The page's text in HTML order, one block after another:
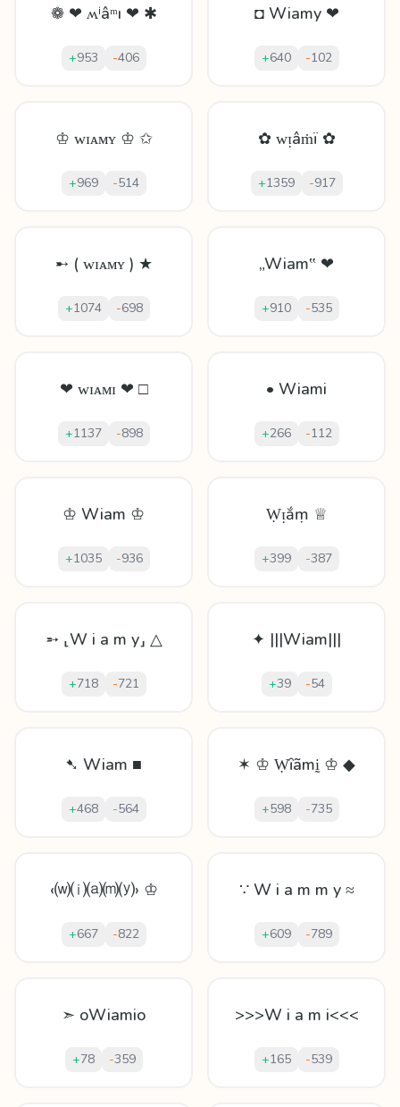
❁ ❤ ʍⁱâᵐı ❤ ✱
+953 -406
◘ Wiamy ❤
+640 -102
♔ ᴡɪᴀᴍʏ ♔ ✩
+969 -514
✿ ᴡᴉâṁï ✿
+1359 -917
➸ ( ᴡɪᴀᴍʏ ) ★
+1074 -698
„Wiam‟ ❤
+910 -535
❤ ᴡɪᴀᴍɪ ❤ □
+1137 -898
• Wiami
+266 -112
♔ Wiam ♔
+1035 -936
Ẉᴉắṃ ♕
+399 -387
➵ ⸤W i a m y⸥ △
+718 -721
✦ |||Wiam|||
+39 -54
➷ Wiam ■
+468 -564
✶ ♔ Ẉȋãmḭ ♔ ◆
+598 -735
‹⒲⒤⒜⒨⒴› ♔
+667 -822
∵ W i a m m y ≈
+609 -789
➣ oWiamio
+78 -359
>>>W i a m i<<<
+165 -539